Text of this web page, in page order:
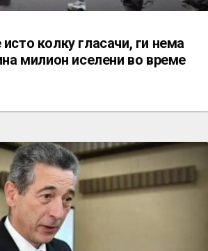
колку гласачи, ги нема
милион иселени во време